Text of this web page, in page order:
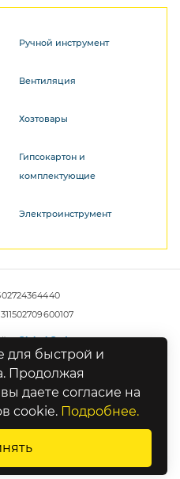
Ручной инструмент
Вентиляция
Хозтовары
Гипсокартон и
комплектующие
Электроинструмент
Global Code
для быстрой и
Продолжая
даете согласие на
cookie. Подробнее.